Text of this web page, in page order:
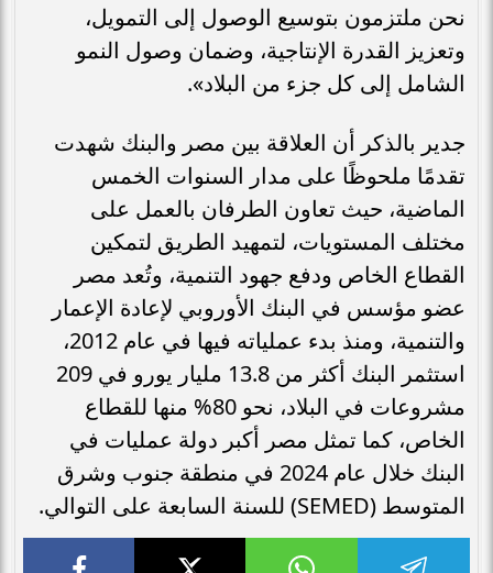
نحن ملتزمون بتوسيع الوصول إلى التمويل،
وتعزيز القدرة الإنتاجية، وضمان وصول النمو
الشامل إلى كل جزء من البلاد».
جدير بالذكر أن العلاقة بين مصر والبنك شهدت
تقدمًا ملحوظًا على مدار السنوات الخمس
الماضية، حيث تعاون الطرفان بالعمل على
مختلف المستويات، لتمهيد الطريق لتمكين
القطاع الخاص ودفع جهود التنمية، وتُعد مصر
عضو مؤسس في البنك الأوروبي لإعادة الإعمار
والتنمية، ومنذ بدء عملياته فيها في عام 2012،
استثمر البنك أكثر من 13.8 مليار يورو في 209
مشروعات في البلاد، نحو 80% منها للقطاع
الخاص، كما تمثل مصر أكبر دولة عمليات في
البنك خلال عام 2024 في منطقة جنوب وشرق
المتوسط (SEMED) للسنة السابعة على التوالي.